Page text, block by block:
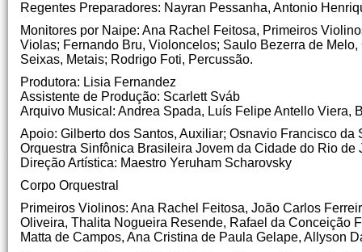
Regentes Preparadores: Nayran Pessanha, Antonio
Monitores por Naipe: Ana Rachel Feitosa, Primeiros
Violas; Fernando Bru, Violoncelos; Saulo Bezerra de
Seixas, Metais; Rodrigo Foti, Percussão.
Produtora: Lisia Fernandez
Assistente de Produção: Scarlett Sváb
Arquivo Musical: Andrea Spada, Luís Felipe Antello Viera,
Apoio: Gilberto dos Santos, Auxiliar; Osnavio Francisco da
Orquestra Sinfônica Brasileira Jovem da Cidade do Rio de
Direção Artística: Maestro Yeruham Scharovsky
Corpo Orquestral
Primeiros Violinos: Ana Rachel Feitosa, João Carlos
Oliveira, Thalita Nogueira Resende, Rafael da Conceição
Matta de Campos, Ana Cristina de Paula Gelape, Allyson